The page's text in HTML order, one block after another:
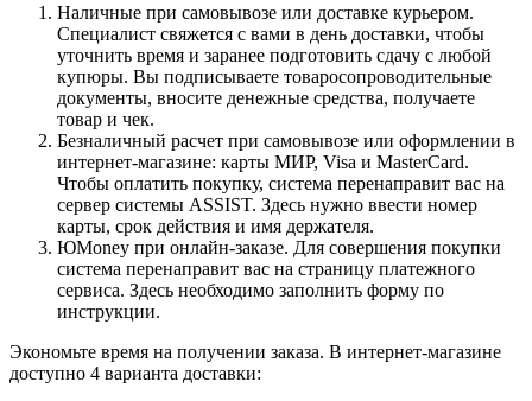
Наличные при самовывозе или доставке курьером.
Специалист свяжется с вами в день доставки, чтобы
уточнить время и заранее подготовить сдачу с любой
купюры. Вы подписываете товаросопроводительные
документы, вносите денежные средства, получаете
товар и чек.
Безналичный расчет при самовывозе или оформлении в
интернет-магазине: карты МИР, Visa и MasterCard.
Чтобы оплатить покупку, система перенаправит вас на
сервер системы ASSIST. Здесь нужно ввести номер
карты, срок действия и имя держателя.
ЮMoney при онлайн-заказе. Для совершения покупки
система перенаправит вас на страницу платежного
сервиса. Здесь необходимо заполнить форму по
инструкции.
Экономьте время на получении заказа. В интернет-магазине
доступно 4 варианта доставки: